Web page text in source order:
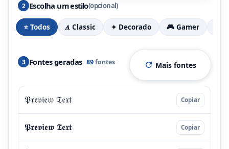
2 Escolha um estilo(opcional)
⭐ Todos 𝑨 Classic ✦ Decorado 🎮 Gamer
3 Fontes geradas 89fontes Mais fontes
Copiar
Copiar